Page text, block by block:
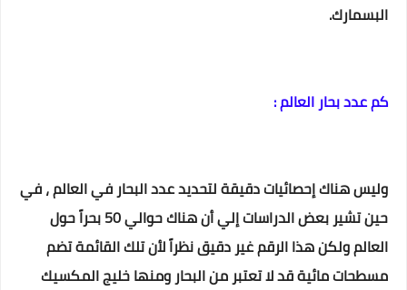
البسمارك.
كم عدد بحار العالم :
وليس هناك إحصائيات دقيقة لتحديد عدد البحار في العالم ، في
حين تشير بعض الدراسات إلي أن هناك حوالي 50 بحراً حول
العالم ولكن هذا الرقم غير دقيق نظراً لأن تلك القائمة تضم
مسطحات مائية قد لا تعتبر من البحار ومنها خليج المكسيك